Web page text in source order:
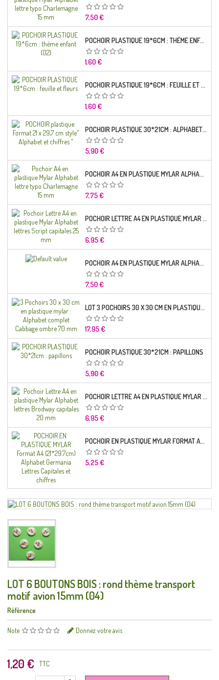
Prix
7,50 €
POCHOIR PLASTIQUE 19*6CM : THÈME ENFANT (02)
Prix
1,60 €
POCHOIR PLASTIQUE 19*6CM : FEUILLE ET FLEURS
Prix
1,60 €
POCHOIR PLASTIQUE 30*21CM : ALPHABET (02)
Prix
5,90 €
POCHOIR A4 EN PLASTIQUE MYLAR ALPHABET LETTRE TYPO RAVIE 30 MM
Prix
7,75 €
POCHOIR LETTRE A4 EN PLASTIQUE MYLAR ALPHABET LETTRES SCRIPT CAPITALES 25 MM
Prix
6,95 €
POCHOIR A4 EN PLASTIQUE MYLAR ALPHABET LETTRE TYPO SCIENCE 35 MM
Prix
7,50 €
LOT 3 POCHOIRS 30 X 30 CM EN PLASTIQUE MYLAR : ALPHABET COMPLET CABBAGE OMBRE 70 MM
Prix
17,95 €
POCHOIR PLASTIQUE 30*21CM : PAPILLONS
Prix
5,90 €
POCHOIR LETTRE A4 EN PLASTIQUE MYLAR ALPHABET LETTRES BRODWAY CAPITALES 20 MM
Prix
6,95 €
POCHOIR EN PLASTIQUE MYLAR FORMAT A4 (21*29.7CM) ALPHABET GERMANICA LETTRES CAPITALES ET CHIFFRES
Prix
5,25 €
LOT 6 BOUTONS BOIS : rond thème transport
motif avion 15mm (04)
Référence
Note Donnez votre avis
1,20 € TTC